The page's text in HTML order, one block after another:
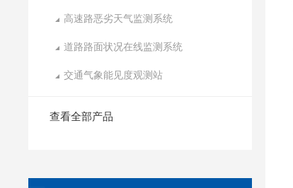
高速路恶劣天气监测系统
道路路面状况在线监测系统
交通气象能见度观测站
查看全部产品